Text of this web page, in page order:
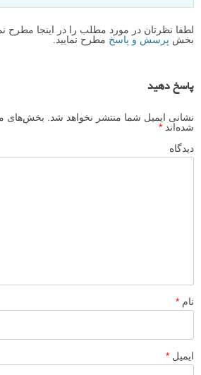
لطفا نظرتان در مورد مطلب را در اینجا مطرح
بخش پرسش و پاسخ مطرح نمایید.
پاسخ دهید
نشانی ایمیل شما منتشر نخواهد شد.
بخش‌های
شده‌اند *
دیدگاه
نام *
ایمیل *